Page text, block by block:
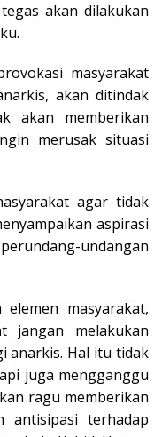
akan dilakukan
masyarakat
akan ditindak
akan memberikan
merusak situasi
agar tidak
aspirasi
undangan
masyarakat,
jangan melakukan
anarkis. Hal itu tidak
juga mengganggu
ragu memberikan
antisipasi terhadap